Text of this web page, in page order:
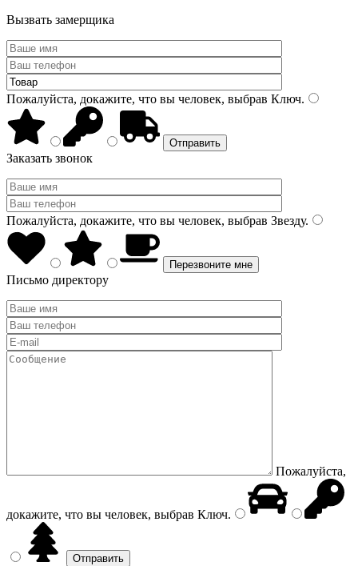
Вызвать замерщика
Пожалуйста, докажите, что вы человек, выбрав Ключ.
Заказать звонок
Пожалуйста, докажите, что вы человек, выбрав Звезду.
Письмо директору
Пожалуйста,
докажите, что вы человек, выбрав Ключ.